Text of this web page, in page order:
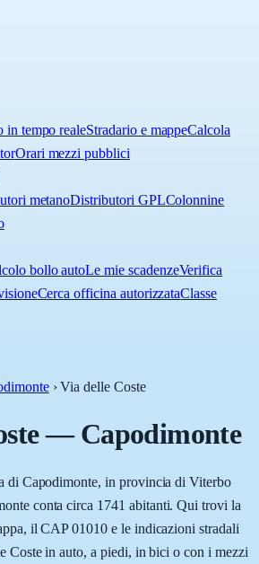
in tempo realeStradario e mappeCalcola
Orari mezzi pubblici
metanoDistributori GPLColonnine
bollo autoLe mie scadenzeVerifica
Cerca officina autorizzataClasse
›Via delle Coste
—Capodimonte
di Capodimonte, in provincia di Viterbo
conta circa 1741 abitanti. Qui trovi la
il CAP 01010 e le indicazioni stradali
Coste in auto, a piedi, in bici o con i mezzi